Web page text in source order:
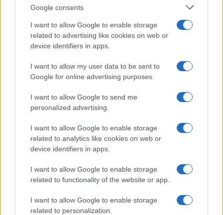
Google consents
I want to allow Google to enable storage
related to advertising like cookies on web or
device identifiers in apps.
I want to allow my user data to be sent to
Google for online advertising purposes.
I want to allow Google to send me
personalized advertising.
I want to allow Google to enable storage
related to analytics like cookies on web or
device identifiers in apps.
I want to allow Google to enable storage
related to functionality of the website or app.
I want to allow Google to enable storage
related to personalization.
Pausa caffè impeccabile: come scegliere la
soluzione ideale per la casa e l’ufficio
Monte Pino, la fine di un lungo dolore: storia e
rinascita della strada che segnò la Gallura
Raid nelle campagne di Berchidda, rischio per
la rete elettrica
Monte Pino, via i cancelli del cantiere: la Gallura
ritrova la strada
Nuovi stalli residenti a Palau, il Comune